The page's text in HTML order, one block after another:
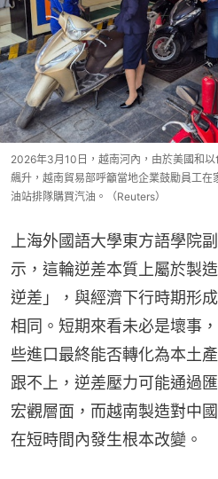
2026年3月10日，越南河內，由於美國和
飆升，越南貿易部呼籲當地企業鼓勵員工
油站排隊購買汽油。（Reuters）
上海外國語大學東方語學院
示，這輪逆差本質上屬於製
逆差」，與經濟下行時期形
相同。短期來看未必是壞事
些進口最終能否轉化為本土
跟不上，逆差壓力可能通過
宏觀層面，而越南製造對中
在短時間內發生根本改變。